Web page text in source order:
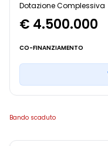
Dotazione Complessiva
€ 4.500.000
CO-FINANZIAMENTO
Bando scaduto